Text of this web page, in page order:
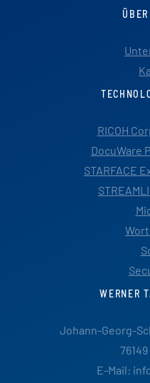
RICOH
DocuWare
STARFACE
WERNER
Johann-Georg-
E-Mail: